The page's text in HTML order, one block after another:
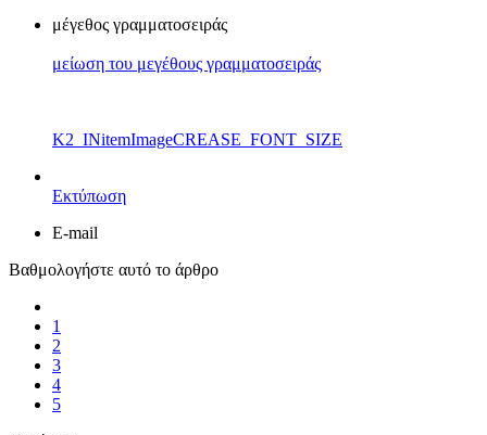
μέγεθος γραμματοσειράς
μείωση του μεγέθους γραμματοσειράς
K2_INitemImageCREASE_FONT_SIZE
Εκτύπωση
E-mail
Βαθμολογήστε αυτό το άρθρο
1
2
3
4
5